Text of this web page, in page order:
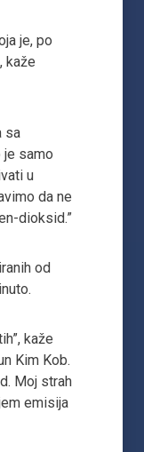
je, po
kaže
sa
je samo
u
da ne
dioksid.”
od
kaže
Kim Kob.
Moj strah
emisija